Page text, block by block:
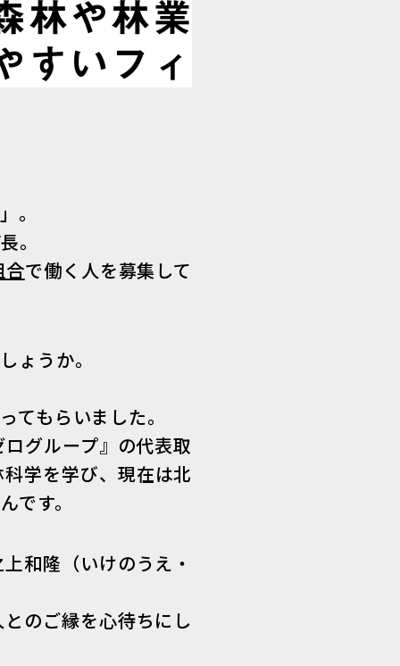
林や林業
すいフィ
。
。
合で働く人を募集して
ょうか。
てもらいました。
グループ』の代表取
学を学び、現在は北
です。
和隆（いけのうえ・
のご縁を心待ちにし